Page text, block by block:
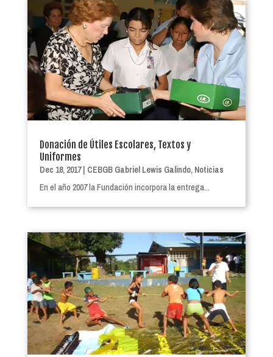
Donación de Útiles Escolares, Textos y
Uniformes
Dec 18, 2017| CEBGB Gabriel Lewis Galindo, Noticias
En el año 2007 la Fundación incorpora la entrega...